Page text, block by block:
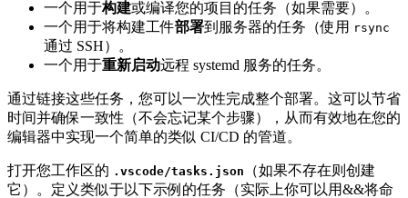
一个用于构建或编译您的项目的任务（如果需要）。
一个用于将构建工件部署到服务器的任务（使用 rsync
通过 SSH）。
一个用于重新启动远程 systemd 服务的任务。
通过链接这些任务，您可以一次性完成整个部署。这可以节省
时间并确保一致性（不会忘记某个步骤），从而有效地在您的
编辑器中实现一个简单的类似 CI/CD 的管道。
打开您工作区的 .vscode/tasks.json
​（如果不存在则创建
它）。定义类似于以下示例的任务（实际上你可以用&&将命